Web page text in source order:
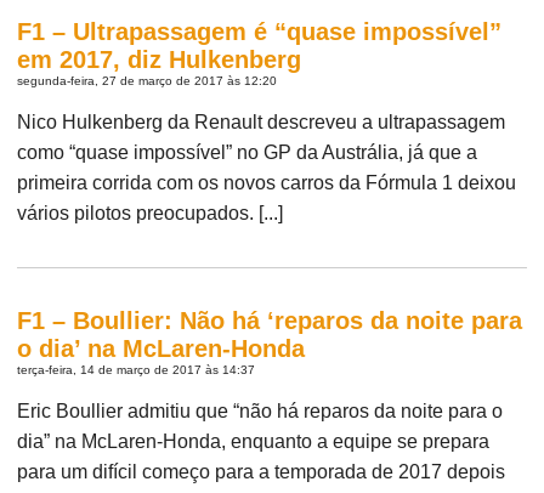
F1 – Ultrapassagem é “quase impossível”
em 2017, diz Hulkenberg
segunda-feira, 27 de março de 2017 às 12:20
Nico Hulkenberg da Renault descreveu a ultrapassagem
como “quase impossível” no GP da Austrália, já que a
primeira corrida com os novos carros da Fórmula 1 deixou
vários pilotos preocupados. [...]
F1 – Boullier: Não há ‘reparos da noite para
o dia’ na McLaren-Honda
terça-feira, 14 de março de 2017 às 14:37
Eric Boullier admitiu que “não há reparos da noite para o
dia” na McLaren-Honda, enquanto a equipe se prepara
para um difícil começo para a temporada de 2017 depois